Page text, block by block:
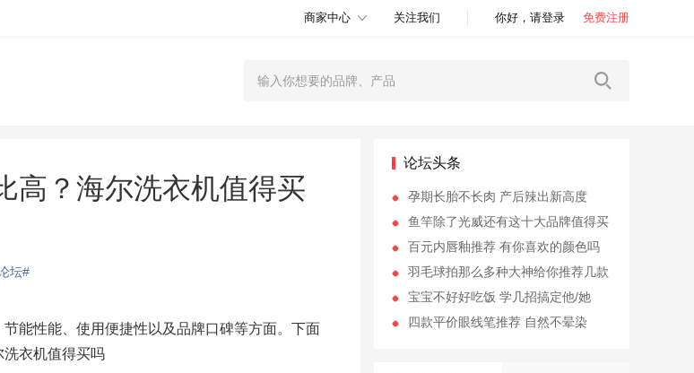
商家中心 关注我们 你好，请登录 免费注册
高？海尔洗衣机值得买
坛#
性能、使用便捷性以及品牌口碑等方面。下面
衣机值得买吗
论坛头条
孕期长胎不长肉 产后辣出新高度
鱼竿除了光威还有这十大品牌值得买
百元内唇釉推荐 有你喜欢的颜色吗
羽毛球拍那么多种大神给你推荐几款
宝宝不好好吃饭 学几招搞定他/她
四款平价眼线笔推荐 自然不晕染